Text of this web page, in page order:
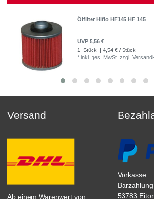
Ölfilter Hiflo HF145 HF 145
UVP 5,56 €
1 Stück
| 4,54 € / Stück
*inkl. ges. MwSt. zzgl.
Versand
Ab einem Warenwert von
Vorkasse
53783